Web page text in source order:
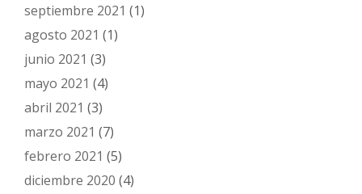
septiembre 2021 (1)
agosto 2021 (1)
junio 2021 (3)
mayo 2021 (4)
abril 2021 (3)
marzo 2021 (7)
febrero 2021 (5)
diciembre 2020 (4)